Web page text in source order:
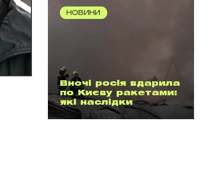
НОВИНИ
Вночі росія вдарила
по Києву ракетами:
які наслідки